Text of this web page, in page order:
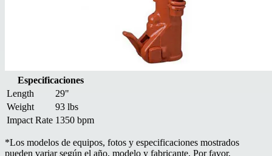
Especificaciones
Length
29"
Weight
93 lbs
Impact Rate 1350 bpm
*Los modelos de equipos, fotos y especificaciones mostrados
pueden variar según el año, modelo y fabricante. Por favor,